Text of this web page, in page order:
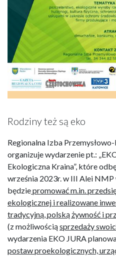
Rodziny też są eko
Regionalna Izba
organizuje wydarzenie pt.:
Ekologiczna Kraina”, które
września 2023r. w III Alei
będziepromować m.in.
ekologicznej i realizowane
tradycyjną, polską żywność i
(z możliwościąsprzedaży
wydarzenia EKO JURA
postaw proekologicznych,